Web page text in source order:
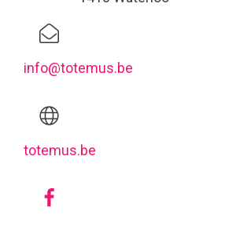
info@totemus.be
totemus.be